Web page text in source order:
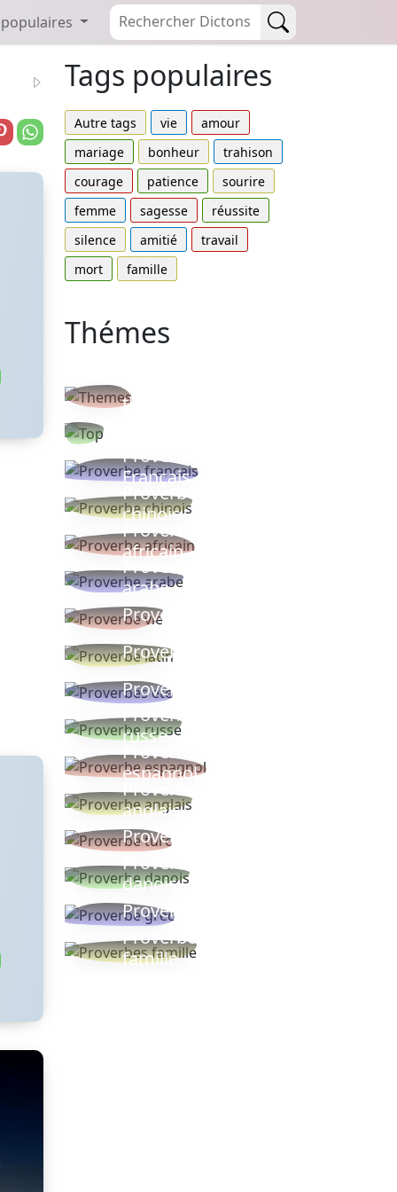
Tags populaires
Autre tags vie
amour
mariage
bonheur
trahison
courage
patience
sourire
femme
sagesse
réussite
silence
amitié
travail
mort
famille
Thémes
thèmes
Proverbe
Français
Proverbe
chinois
Proverbe
africain
Proverbe
arabe
Proverbe vie
Proverbe latin
Proverbes ete
Proverbe
russe
Proverbe
espagnol
Proverbe
anglais
Proverbe turc
Proverbe
danois
Proverbe grec
Proverbes
famille